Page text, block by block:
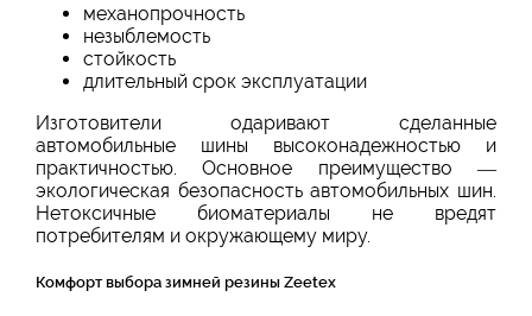
механопрочность
незыблемость
стойкость
длительный срок эксплуатации
Изготовители одаривают сделанные
автомобильные шины высоконадежностью и
практичностью. Основное преимущество —
экологическая безопасность автомобильных шин.
Нетоксичные биоматериалы не вредят
потребителям и окружающему миру.
Комфорт выбора зимней резины Zeetex